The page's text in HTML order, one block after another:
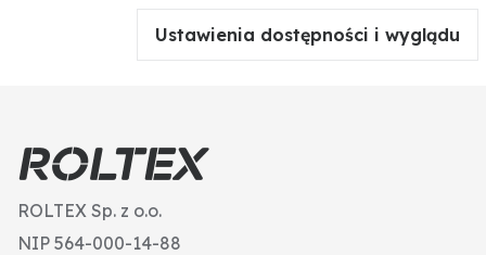
Ustawienia dostępności i wyglądu
ROLTEX Sp. z o.o.
NIP 564-000-14-88